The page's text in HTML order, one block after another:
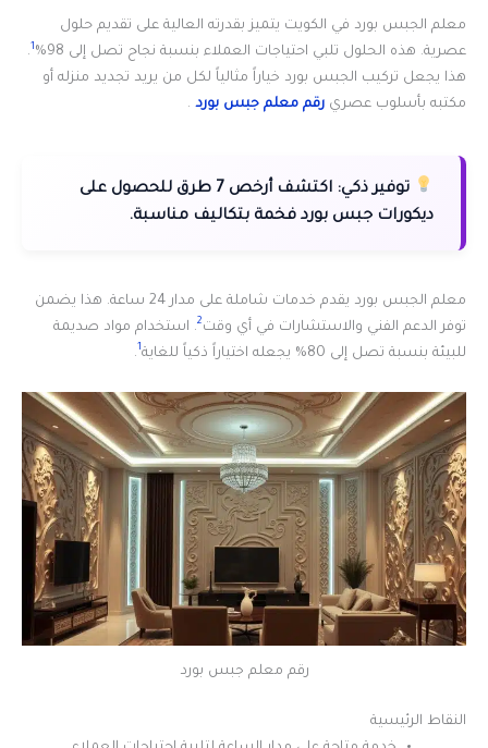
معلم الجبس بورد في الكويت يتميز بقدرته العالية على تقديم حلول
عصرية. هذه الحلول تلبي احتياجات العملاء بنسبة نجاح تصل إلى 98%
1
.
هذا يجعل تركيب الجبس بورد خياراً مثالياً لكل من يريد تجديد منزله أو
مكتبه بأسلوب عصري رقم معلم جبس بورد .
توفير ذكي:
اكتشف أرخص 7 طرق للحصول على
ديكورات جبس بورد فخمة بتكاليف مناسبة.
معلم الجبس بورد يقدم خدمات شاملة على مدار 24 ساعة. هذا يضمن
توفر الدعم الفني والاستشارات في أي وقت2. استخدام مواد صديمة
للبيئة بنسبة تصل إلى 80% يجعله اختياراً ذكياً للغاية
1
.
رقم معلم جبس بورد
النقاط الرئيسية